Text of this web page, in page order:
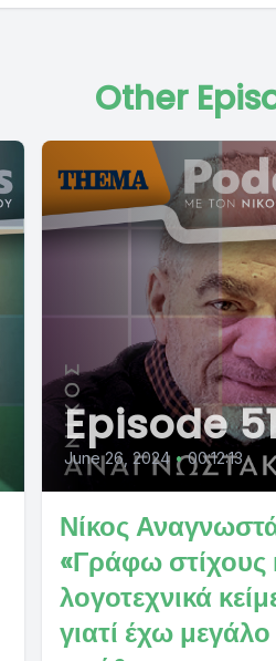
Other
Episode
June 26, 2024 • 00:12:13
Νίκος
«Γράφω στίχους
λογοτεχνικά
γιατί έχω μεγάλο